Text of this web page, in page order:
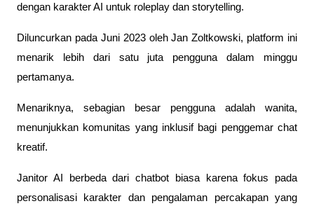
dengan karakter AI untuk roleplay dan storytelling.
Diluncurkan pada Juni 2023 oleh Jan Zoltkowski, platform ini
menarik lebih dari satu juta pengguna dalam minggu
pertamanya.
Menariknya, sebagian besar pengguna adalah wanita,
menunjukkan komunitas yang inklusif bagi penggemar chat
kreatif.
Janitor AI berbeda dari chatbot biasa karena fokus pada
personalisasi karakter dan pengalaman percakapan yang